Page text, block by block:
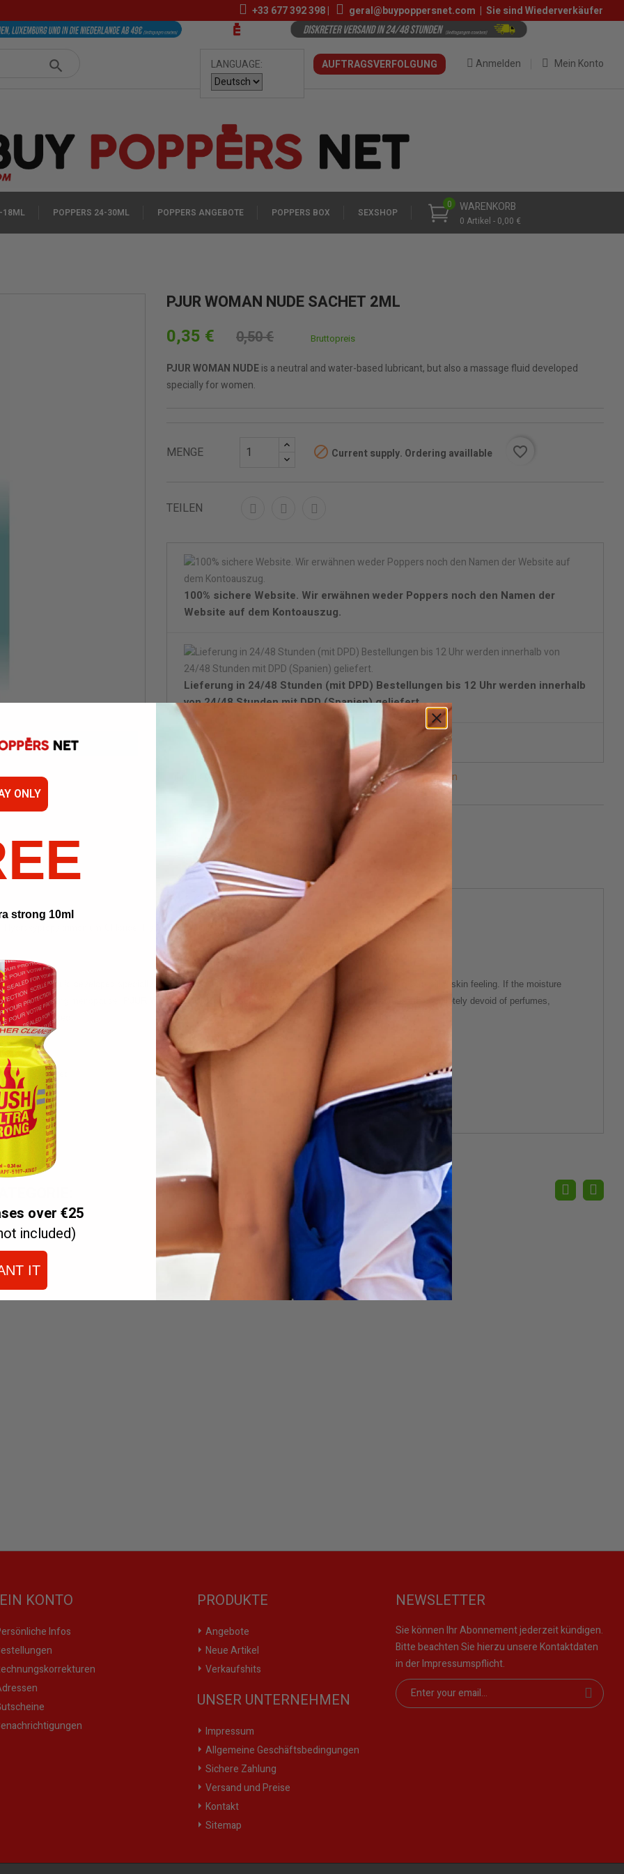
+33 677 392 398| geral@buypoppersnet.com | Sie sind Wiederverkäufer
LANGUAGE: Mein Konto
Anmelden
AUFTRAGSVERFOLGUNG
WARENKORB
0 Artikel - 0,00 €
0
18ML POPPERS 24-30ML POPPERS ANGEBOTE POPPERS BOX SEXSHOP
PJUR WOMAN NUDE SACHET 2ML
0,35 € 0,50 € Bruttopreis
PJUR WOMAN NUDEis a neutral and water-based lubricant, but also a massage fluid developed
specially for women.
MENGE  Current supply. Ordering availlable favorite_border
TEILEN
100% sichere Website. Wir erwähnen weder Poppers noch den Namen der
Website auf dem Kontoauszug.
Lieferung in 24/48 Stunden (mit DPD) Bestellungen bis 12 Uhr werden innerhalb
von 24/48 Stunden mit DPD (Spanien) geliefert.
Diskrete Verpackung.
Wenn lieferbar, bitte benachrichtigen
Chloride, Hydroxyethylcellulose, Citric Acid.
a massage fluid developed specially for women. With an extremely long lubricant effect, it leaves a soft, silky skin feeling. If the moisture
birth or during menopause,
PJUR WOMAN NUDE
will restore sexual well-being again. This formula is completely devoid of perfumes,
tested.
is desired.
KONTO
Infos
PRODUKTE
Angebote
Neue Artikel
Verkaufshits
UNSER UNTERNEHMEN
Impressum
Allgemeine Geschäftsbedingungen
Sichere Zahlung
Versand und Preise
Kontakt
Sitemap
NEWSLETTER
Sie können Ihr Abonnement jederzeit kündigen.
Bitte beachten Sie hierzu unsere Kontaktdaten
in der Impressumspflicht.
ONLY
strong 10ml
over €25
included)
IT